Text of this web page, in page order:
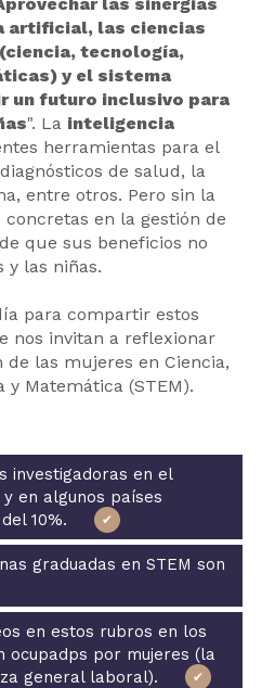
artificial, las ciencias
tecnología,
y el sistema
un futuro inclusivo para
". La inteligencia
herramientas para el
de salud, la
entre otros. Pero sin la
en la gestión de
que sus beneficios no
y las niñas.
para compartir estos
nos invitan a reflexionar
las mujeres en Ciencia,
y Matemática (STEM).
investigadoras en el
en algunos países
10%.
graduadas en STEM son
en estos rubros en los
ocupadps por mujeres (la
general laboral).